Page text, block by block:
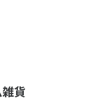
貨